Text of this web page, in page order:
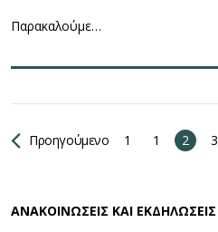
Παρακαλούμε…
Προηγούμενο 1 1 2 3
ΑΝΑΚΟΙΝΩΣΕΙΣ ΚΑΙ ΕΚΔΗΛΩΣΕΙΣ